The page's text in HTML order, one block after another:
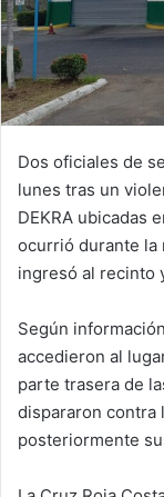
Dos oficiales de
lunes tras un
DEKRA ubicadas
ocurrió durante la
ingresó al recinto
Según
accedieron al
parte trasera de
dispararon contra
posteriormente